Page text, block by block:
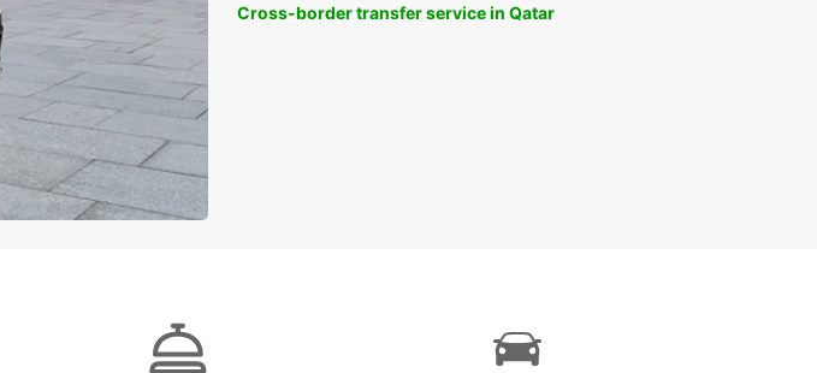
Cross-border transfer service in Qatar